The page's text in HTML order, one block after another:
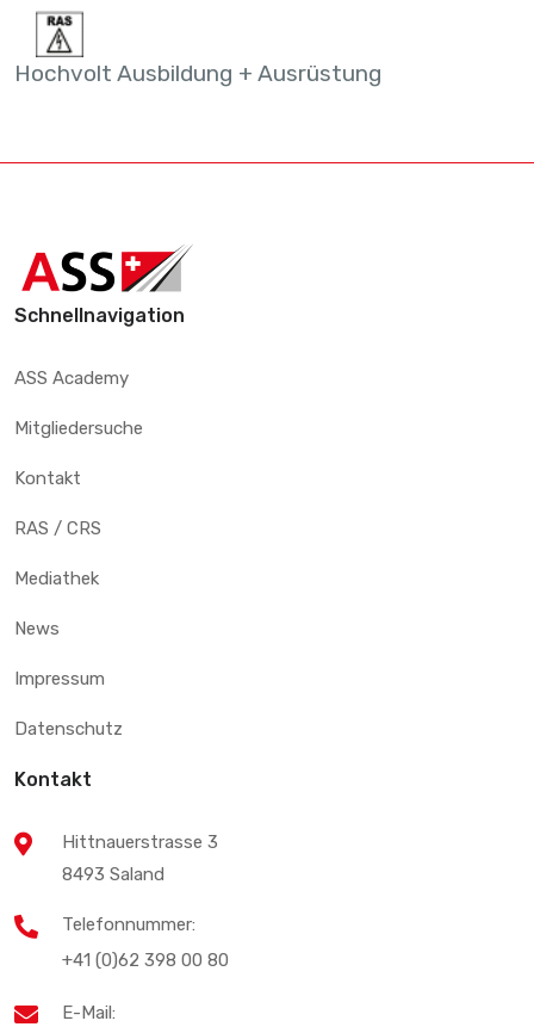
Hochvolt Ausbildung + Ausrüstung
Schnellnavigation
ASS Academy
Mitgliedersuche
Kontakt
RAS / CRS
Mediathek
News
Impressum
Datenschutz
Kontakt
Hittnauerstrasse 3
8493 Saland
Telefonnummer:
+41 (0)62 398 00 80
E-Mail: